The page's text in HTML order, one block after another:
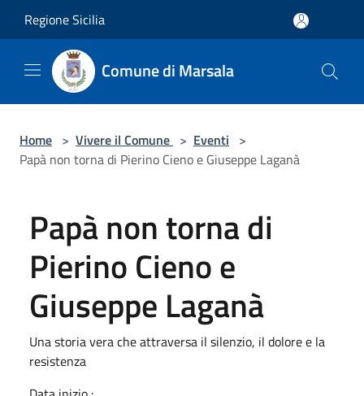
Regione Sicilia
Comune di Marsala
Home > Vivere il Comune > Eventi >
Papà non torna di Pierino Cieno e Giuseppe Laganà
Papà non torna di
Pierino Cieno e
Giuseppe Laganà
Una storia vera che attraversa il silenzio, il dolore e la
resistenza